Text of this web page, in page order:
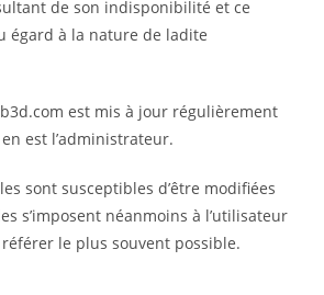
de son indisponibilité et ce
égard à la nature de ladite
est mis à jour régulièrement
est l’administrateur.
sont susceptibles d’être modifiées
s’imposent néanmoins à l’utilisateur
référer le plus souvent possible.